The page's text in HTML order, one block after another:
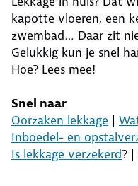
kapotte vloeren, een
zwembad… Daar zit
Gelukkig kun je snel
Hoe? Lees mee!
Snel naar
Oorzaken lekkage |
Inboedel- en
Is lekkage verzekerd? |